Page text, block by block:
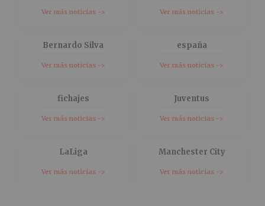
Ver más noticias -> Ver más noticias ->
Bernardo Silva
Ver más noticias ->
españa
Ver más noticias ->
fichajes
Ver más noticias ->
Juventus
Ver más noticias ->
LaLiga
Ver más noticias ->
Manchester City
Ver más noticias ->